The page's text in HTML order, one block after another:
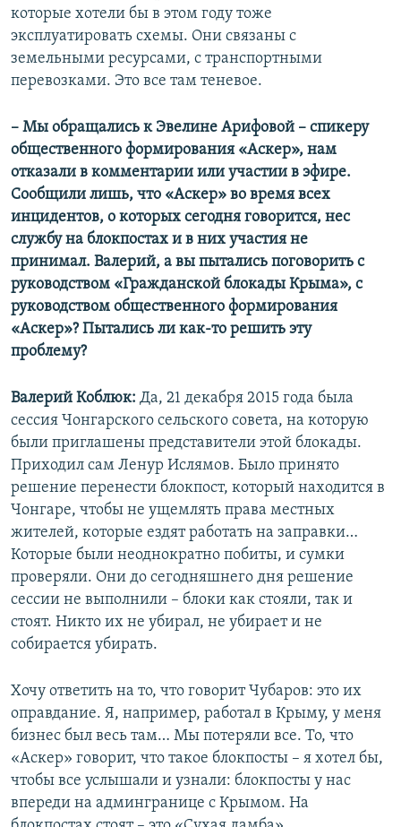
которые хотели бы в этом году тоже
эксплуатировать схемы. Они связаны с
земельными ресурсами, с транспортными
перевозками. Это все там теневое.
– Мы обращались к Эвелине Арифовой – спикеру
общественного формирования «Аскер», нам
отказали в комментарии или участии в эфире.
Сообщили лишь, что «Аскер» во время всех
инцидентов, о которых сегодня говорится, нес
службу на блокпостах и в них участия не
принимал. Валерий, а вы пытались поговорить с
руководством «Гражданской блокады Крыма», с
руководством общественного формирования
«Аскер»? Пытались ли как-то решить эту
проблему?
Валерий Коблюк: Да, 21 декабря 2015 года была
сессия Чонгарского сельского совета, на которую
были приглашены представители этой блокады.
Приходил сам Ленур Ислямов. Было принято
решение перенести блокпост, который находится в
Чонгаре, чтобы не ущемлять права местных
жителей, которые ездят работать на заправки…
Которые были неоднократно побиты, и сумки
проверяли. Они до сегодняшнего дня решение
сессии не выполнили – блоки как стояли, так и
стоят. Никто их не убирал, не убирает и не
собирается убирать.
Хочу ответить на то, что говорит Чубаров: это их
оправдание. Я, например, работал в Крыму, у меня
бизнес был весь там… Мы потеряли все. То, что
«Аскер» говорит, что такое блокпосты – я хотел бы,
чтобы все услышали и узнали: блокпосты у нас
впереди на админгранице с Крымом. На